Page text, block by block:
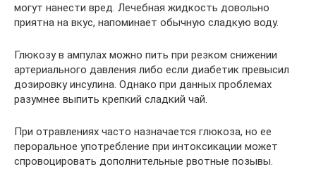
могут нанести вред. Лечебная жидкость довольно
приятна на вкус, напоминает обычную сладкую воду.
Глюкозу в ампулах можно пить при резком снижении
артериального давления либо если диабетик превысил
дозировку инсулина. Однако при данных проблемах
разумнее выпить крепкий сладкий чай.
При отравлениях часто назначается глюкоза, но ее
пероральное употребление при интоксикации может
спровоцировать дополнительные рвотные позывы.